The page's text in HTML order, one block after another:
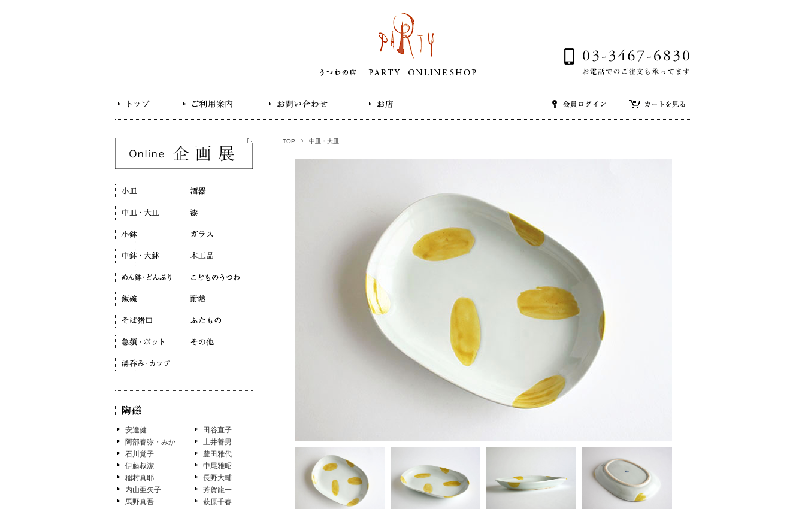
TOP 中皿・大皿
安達健
阿部春弥・みか
石川覚子
伊藤叔潔
稲村真耶
内山亜矢子
馬野真吾
田谷直子
土井善男
豊田雅代
中尾雅昭
長野大輔
芳賀龍一
萩原千春